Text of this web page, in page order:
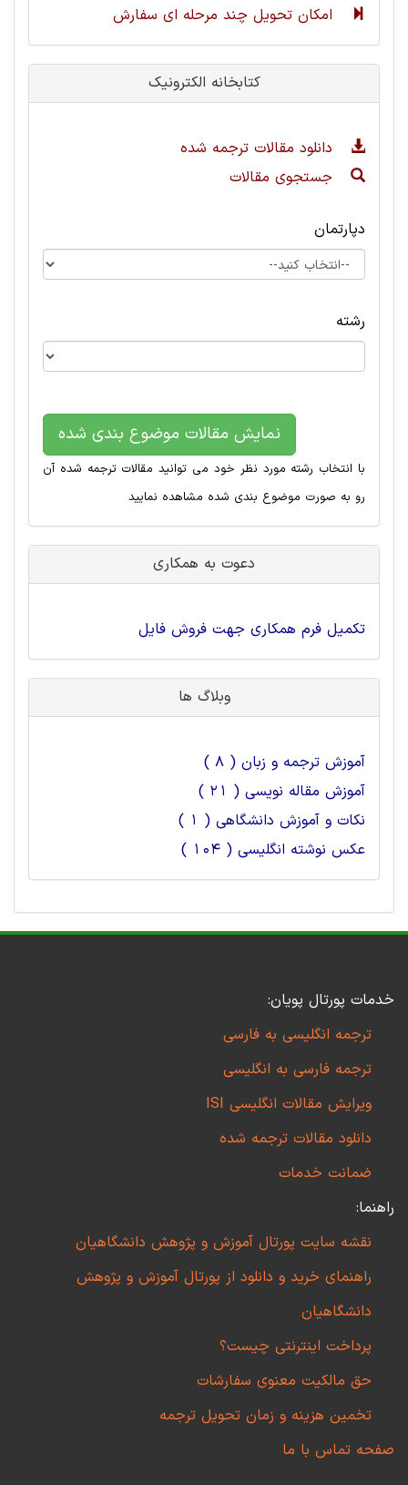
امکان تحویل چند مرحله ای سفارش
کتابخانه الکترونیک
دانلود مقالات ترجمه شده
جستجوی مقالات
دپارتمان
رشته
نمایش مقالات موضوع بندی شده
با انتخاب رشته مورد نظر خود می توانید مقالات ترجمه شده آن
رو به صورت موضوع بندی شده مشاهده نمایید
دعوت به همکاری
تکمیل فرم همکاری جهت فروش فایل
وبلاگ ها
آموزش ترجمه و زبان ( 8 )
آموزش مقاله نویسی ( 21 )
نکات و آموزش دانشگاهی ( 1 )
عکس نوشته انگلیسی ( 104 )
خدمات پورتال پویان:
ترجمه انگلیسی به فارسی
ترجمه فارسی به انگلیسی
ویرایش مقالات انگلیسی ISI
دانلود مقالات ترجمه شده
ضمانت خدمات
راهنما:
نقشه سایت پورتال آموزش و پژوهش دانشگاهیان
راهنمای خرید و دانلود از پورتال آموزش و پژوهش
دانشگاهیان
پرداخت اینترنتی چیست؟
حق مالکیت معنوی سفارشات
تخمین هزینه و زمان تحویل ترجمه
صفحه تماس با ما